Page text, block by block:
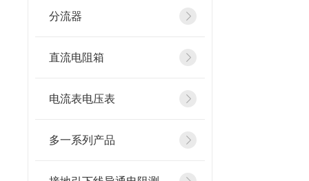
分流器
直流电阻箱
电流表电压表
多一系列产品